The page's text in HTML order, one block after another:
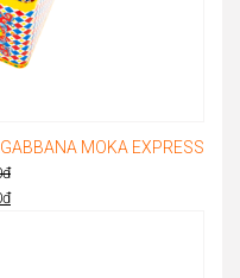
MOKA EXPRESS
đ
đ